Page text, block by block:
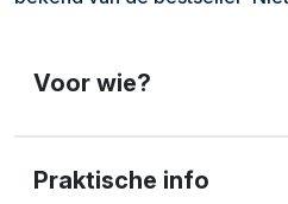
Voor wie?
Praktische info